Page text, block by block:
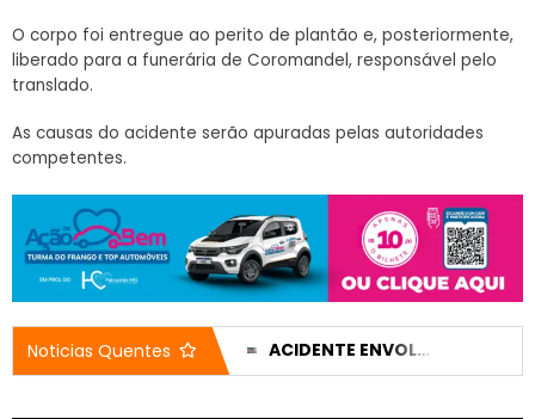
O corpo foi entregue ao perito de plantão e, posteriormente,
liberado para a funerária de Coromandel, responsável pelo
translado.
As causas do acidente serão apuradas pelas autoridades
competentes.
Noticias Quentes REPUBLICANOS BARROU CANDIDATURA DE CLEITINHO POR TEMOR DE DESISTÊNCIA DURANTE A CAMPANHA ACIDENTE ENVOLVENDO SECRETÁRIO DE URBANISMO DEIXA VEÍCULO DESTRUÍDO; VÍTIMAS SOFRERAM APENAS FERIMENTOS LEVES